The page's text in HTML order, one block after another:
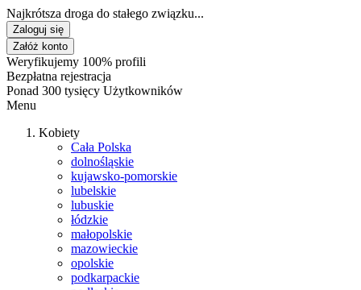
Najkrótsza droga do stałego związku...
Zaloguj się
Załóż konto
Weryfikujemy 100% profili
Bezpłatna rejestracja
Ponad 300 tysięcy Użytkowników
Menu
Kobiety
Cała Polska
dolnośląskie
kujawsko-pomorskie
lubelskie
lubuskie
łódzkie
małopolskie
mazowieckie
opolskie
podkarpackie